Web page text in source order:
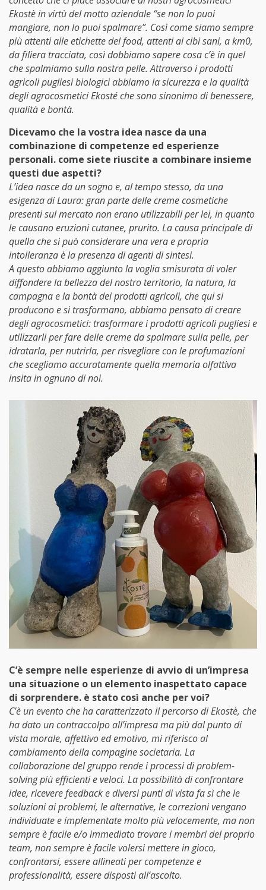
Ekostè in virtù del motto aziendale “se non lo puoi
mangiare, non lo puoi spalmare”. Così come siamo sempre
più attenti alle etichette del food, attenti ai cibi sani, a km0,
da filiera tracciata, così dobbiamo sapere cosa c’è in quel
che spalmiamo sulla nostra pelle. Attraverso i prodotti
agricoli pugliesi biologici abbiamo la sicurezza e la qualità
degli agrocosmetici Ekosté che sono sinonimo di benessere,
qualità e bontà.
Dicevamo che la vostra idea nasce da una
combinazione di competenze ed esperienze
personali. come siete riuscite a combinare insieme
questi due aspetti?
L’idea nasce da un sogno e, al tempo stesso, da una
esigenza di Laura: gran parte delle creme cosmetiche
presenti sul mercato non erano utilizzabili per lei, in quanto
le causano eruzioni cutanee, prurito. La causa principale di
quella che si può considerare una vera e propria
intolleranza è la presenza di agenti di sintesi.
A questo abbiamo aggiunto la voglia smisurata di voler
diffondere la bellezza del nostro territorio, la natura, la
campagna e la bontà dei prodotti agricoli, che qui si
producono e si trasformano, abbiamo pensato di creare
degli agrocosmetici: trasformare i prodotti agricoli pugliesi e
utilizzarli per fare delle creme da spalmare sulla pelle, per
idratarla, per nutrirla, per risvegliare con le profumazioni
che scegliamo accuratamente quella memoria olfattiva
insita in ognuno di noi.
C’è sempre nelle esperienze di avvio di un’impresa
una situazione o un elemento inaspettato capace
di sorprendere. è stato così anche per voi?
C’è un evento che ha caratterizzato il percorso di Ekostè, che
ha dato un contraccolpo all’impresa ma più dal punto di
vista morale, affettivo ed emotivo, mi riferisco al
cambiamento della compagine societaria. La
collaborazione del gruppo rende i processi di problem-
solving più efficienti e veloci. La possibilità di confrontare
idee, ricevere feedback e diversi punti di vista fa sì che le
soluzioni ai problemi, le alternative, le correzioni vengano
individuate e implementate molto più velocemente, ma non
sempre è facile e/o immediato trovare i membri del proprio
team, non sempre è facile volersi mettere in gioco,
confrontarsi, essere allineati per competenze e
professionalità, essere disposti all’ascolto.